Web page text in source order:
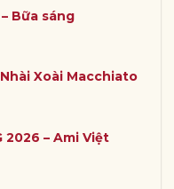
Bữa sáng
Xoài Macchiato
2026 – Ami Việt